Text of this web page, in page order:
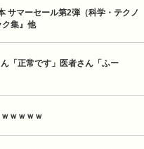
サマーセール第2弾（科学・テクノ
集』他
「正常です」医者さん「ふー
ｗｗｗｗ